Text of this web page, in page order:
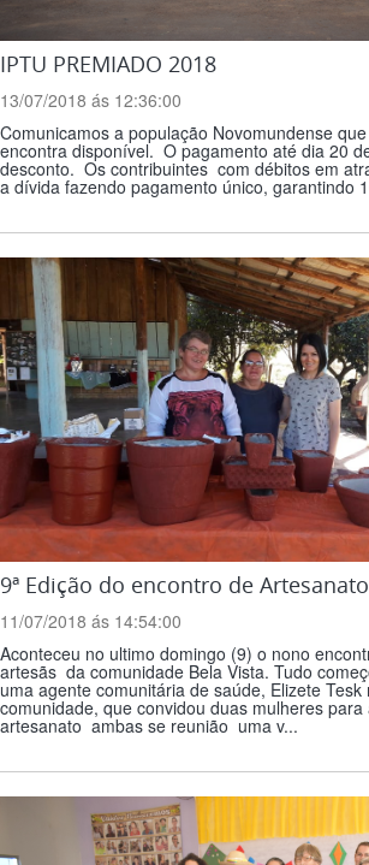
IPTU PREMIADO 2018
13/07/2018 ás 12:36:00
Comunicamos a população Novomundense
encontra disponível. O pagamento até dia 20
desconto. Os contribuintes com débitos em
a dívida fazendo pagamento único, garantindo
9ª Edição do encontro de
11/07/2018 ás 14:54:00
Aconteceu no ultimo domingo (9) o nono
artesãs da comunidade Bela Vista. Tudo
uma agente comunitária de saúde, Elizete
comunidade, que convidou duas mulheres
artesanato ambas se reunião uma v...